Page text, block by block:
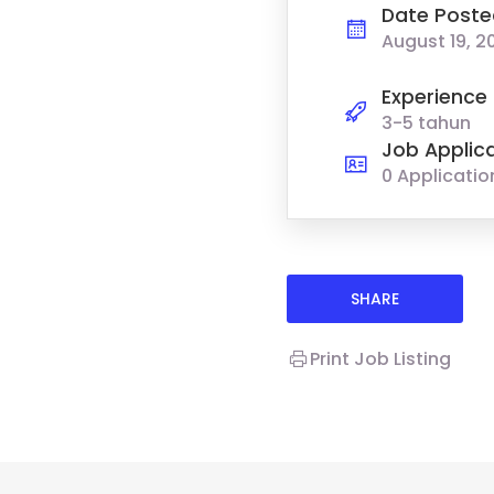
Date
August 19,
Experience
3-5 tahun
Job
0
SHARE
Print Job Listing